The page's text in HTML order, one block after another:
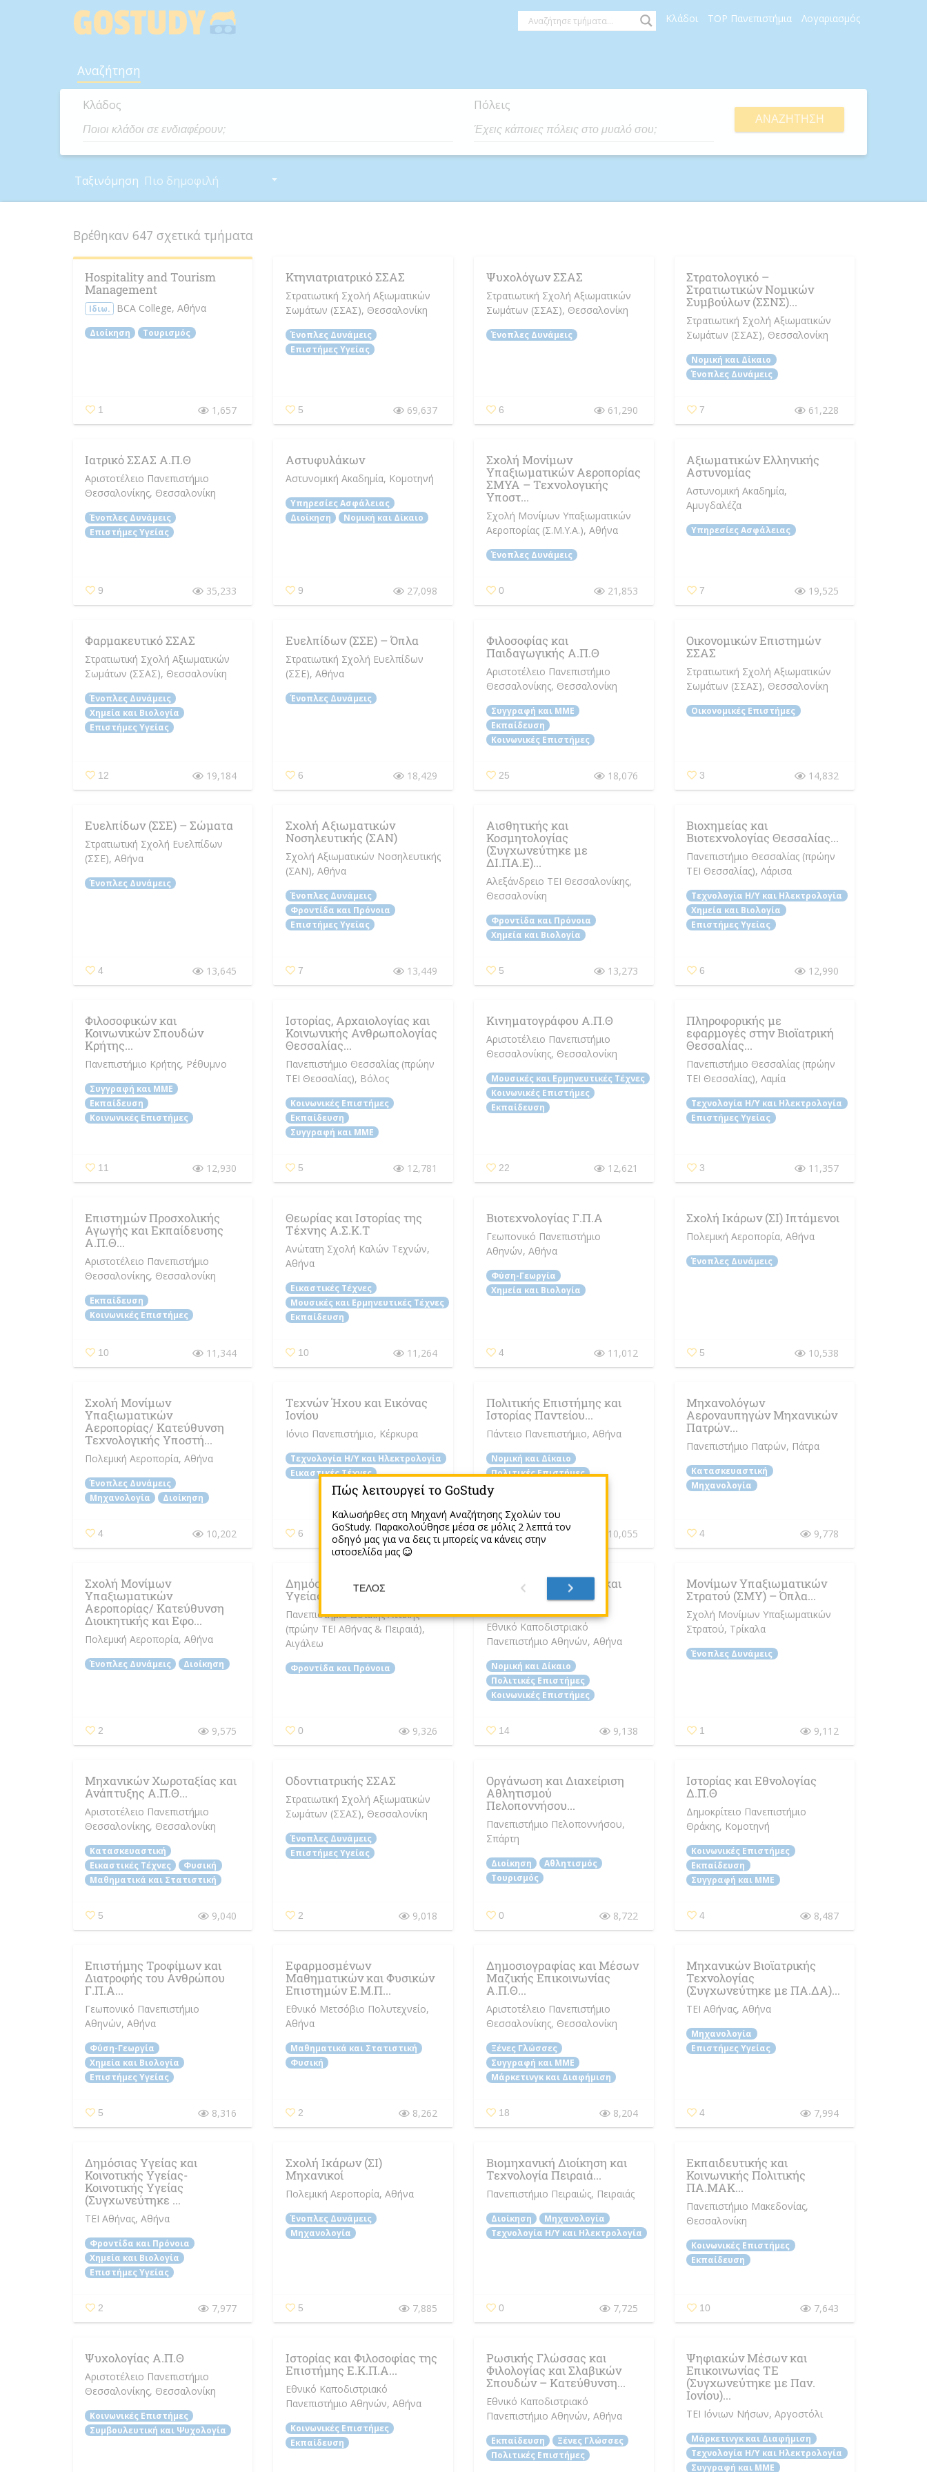
Κλάδοι TOP Πανεπιστήμια Λογαριασμός
Αναζήτηση
Κλάδος Πόλεις
ΑΝΑΖΉΤΗΣΗ
Ταξινόμηση Πιο δημοφιλή
Βρέθηκαν 647 σχετικά τμήματα
Κτηνιατριατρικό ΣΣΑΣ
Στρατιωτική Σχολή Αξιωματικών
Σωμάτων (ΣΣΑΣ), Θεσσαλονίκη
Ένοπλες Δυνάμεις
Επιστήμες Υγείας
5 69,637
Ψυχολόγων ΣΣΑΣ
Στρατιωτική Σχολή Αξιωματικών
Σωμάτων (ΣΣΑΣ), Θεσσαλονίκη
Ένοπλες Δυνάμεις
6 61,290
Στρατολογικό –
Στρατιωτικών Νομικών
Συμβούλων (ΣΣΝΣ)...
Στρατιωτική Σχολή Αξιωματικών
Σωμάτων (ΣΣΑΣ), Θεσσαλονίκη
Νομική και Δίκαιο
Ένοπλες Δυνάμεις
7 61,228
Ιατρικό ΣΣΑΣ Α.Π.Θ
Αριστοτέλειο Πανεπιστήμιο
Θεσσαλονίκης, Θεσσαλονίκη
Ένοπλες Δυνάμεις
Επιστήμες Υγείας
9 35,233
Αστυφυλάκων
Αστυνομική Ακαδημία, Κομοτηνή
Υπηρεσίες Ασφάλειας
Διοίκηση
Νομική και Δίκαιο
9 27,098
Σχολή Μονίμων
Υπαξιωματικών Αεροπορίας
ΣΜΥΑ – Τεχνολογικής
Υποστ...
Σχολή Μονίμων Υπαξιωματικών
Αεροπορίας (Σ.Μ.Υ.Α.), Αθήνα
Ένοπλες Δυνάμεις
0 21,853
Αξιωματικών Ελληνικής
Αστυνομίας
Αστυνομική Ακαδημία,
Αμυγδαλέζα
Υπηρεσίες Ασφάλειας
7 19,525
Φαρμακευτικό ΣΣΑΣ
Στρατιωτική Σχολή Αξιωματικών
Σωμάτων (ΣΣΑΣ), Θεσσαλονίκη
Ένοπλες Δυνάμεις
Χημεία και Βιολογία
Επιστήμες Υγείας
12 19,184
Ευελπίδων (ΣΣΕ) – Όπλα
Στρατιωτική Σχολή Ευελπίδων
(ΣΣΕ), Αθήνα
Ένοπλες Δυνάμεις
6 18,429
Φιλοσοφίας και
Παιδαγωγικής Α.Π.Θ
Αριστοτέλειο Πανεπιστήμιο
Θεσσαλονίκης, Θεσσαλονίκη
Συγγραφή και ΜΜΕ
Εκπαίδευση
Κοινωνικές Επιστήμες
25 18,076
Οικονομικών Επιστημών
ΣΣΑΣ
Στρατιωτική Σχολή Αξιωματικών
Σωμάτων (ΣΣΑΣ), Θεσσαλονίκη
Οικονομικές Επιστήμες
3 14,832
Ευελπίδων (ΣΣΕ) – Σώματα
Στρατιωτική Σχολή Ευελπίδων
(ΣΣΕ), Αθήνα
Ένοπλες Δυνάμεις
4 13,645
Σχολή Αξιωματικών
Νοσηλευτικής (ΣΑΝ)
Σχολή Αξιωματικών Νοσηλευτικής
(ΣΑΝ), Αθήνα
Ένοπλες Δυνάμεις
Φροντίδα και Πρόνοια
Επιστήμες Υγείας
7 13,449
Αισθητικής και
Κοσμητολογίας
(Συγχωνεύτηκε με
ΔΙ.ΠΑ.Ε)...
Αλεξάνδρειο ΤΕΙ Θεσσαλονίκης,
Θεσσαλονίκη
Φροντίδα και Πρόνοια
Χημεία και Βιολογία
5 13,273
Βιοχημείας και
Βιοτεχνολογίας Θεσσαλίας...
Πανεπιστήμιο Θεσσαλίας (πρώην
ΤΕΙ Θεσσαλίας), Λάρισα
Τεχνολογία Η/Y και Ηλεκτρολογία
Χημεία και Βιολογία
Επιστήμες Υγείας
6 12,990
Φιλοσοφικών και
Κοινωνικών Σπουδών
Κρήτης...
Πανεπιστήμιο Κρήτης, Ρέθυμνο
Συγγραφή και ΜΜΕ
Εκπαίδευση
Κοινωνικές Επιστήμες
11 12,930
Ιστορίας, Αρχαιολογίας και
Κοινωνικής Ανθρωπολογίας
Θεσσαλίας...
Πανεπιστήμιο Θεσσαλίας (πρώην
ΤΕΙ Θεσσαλίας), Βόλος
Κοινωνικές Επιστήμες
Εκπαίδευση
Συγγραφή και ΜΜΕ
5 12,781
Κινηματογράφου Α.Π.Θ
Αριστοτέλειο Πανεπιστήμιο
Θεσσαλονίκης, Θεσσαλονίκη
Μουσικές και Ερμηνευτικές Τέχνες
Κοινωνικές Επιστήμες
Εκπαίδευση
22 12,621
Πληροφορικής με
εφαρμογές στην Βιοϊατρική
Θεσσαλίας...
Πανεπιστήμιο Θεσσαλίας (πρώην
ΤΕΙ Θεσσαλίας), Λαμία
Τεχνολογία Η/Y και Ηλεκτρολογία
Επιστήμες Υγείας
3 11,357
Επιστημών Προσχολικής
Αγωγής και Εκπαίδευσης
Α.Π.Θ...
Αριστοτέλειο Πανεπιστήμιο
Θεσσαλονίκης, Θεσσαλονίκη
Εκπαίδευση
Κοινωνικές Επιστήμες
10 11,344
Θεωρίας και Ιστορίας της
Τέχνης Α.Σ.Κ.Τ
Ανώτατη Σχολή Καλών Τεχνών,
Αθήνα
Εικαστικές Τέχνες
Μουσικές και Ερμηνευτικές Τέχνες
Εκπαίδευση
10 11,264
Βιοτεχνολογίας Γ.Π.Α
Γεωπονικό Πανεπιστήμιο
Αθηνών, Αθήνα
Φύση-Γεωργία
Χημεία και Βιολογία
4 11,012
Σχολή Ικάρων (ΣΙ) Ιπτάμενοι
Πολεμική Αεροπορία, Αθήνα
Ένοπλες Δυνάμεις
5 10,538
Σχολή Μονίμων
Υπαξιωματικών
Αεροπορίας/ Κατεύθυνση
Τεχνολογικής Υποστή...
Πολεμική Αεροπορία, Αθήνα
Ένοπλες Δυνάμεις
Μηχανολογία
Διοίκηση
4 10,202
Τεχνών Ήχου και Εικόνας
Ιονίου
Ιόνιο Πανεπιστήμιο, Κέρκυρα
Τεχνολογία Η/Y και Ηλεκτρολογία
Εικαστικές Τέχνες
6 10,102
Πολιτικής Επιστήμης και
Ιστορίας Παντείου...
Πάντειο Πανεπιστήμιο, Αθήνα
Νομική και Δίκαιο
Πολιτικές Επιστήμες
Κοινωνικές Επιστήμες
10 10,055
Μηχανολόγων
Αεροναυπηγών Μηχανικών
Πατρών...
Πανεπιστήμιο Πατρών, Πάτρα
Κατασκευαστική
Μηχανολογία
4 9,778
Σχολή Μονίμων
Υπαξιωματικών
Αεροπορίας/ Κατεύθυνση
Διοικητικής και Εφο...
Πολεμική Αεροπορία, Αθήνα
Ένοπλες Δυνάμεις Διοίκηση
2 9,575
Δημόσιας και Κοινοτικής
Υγείας ΠΑ.Δ.Α
Πανεπιστήμιο Δυτικής Αττικής
(πρώην ΤΕΙ Αθήνας & Πειραιά),
Αιγάλεω
Φροντίδα και Πρόνοια
0 9,326
Πολιτικής Επιστήμης και
Δημόσιας Διοίκησης
Εθνικό Καποδιστριακό
Πανεπιστήμιο Αθηνών, Αθήνα
Νομική και Δίκαιο
Πολιτικές Επιστήμες
Κοινωνικές Επιστήμες
14 9,138
Μονίμων Υπαξιωματικών
Στρατού (ΣΜΥ) – Όπλα...
Σχολή Μονίμων Υπαξιωματικών
Στρατού, Τρίκαλα
Ένοπλες Δυνάμεις
1 9,112
Μηχανικών Χωροταξίας και
Ανάπτυξης Α.Π.Θ...
Αριστοτέλειο Πανεπιστήμιο
Θεσσαλονίκης, Θεσσαλονίκη
Κατασκευαστική
Εικαστικές Τέχνες
Φυσική
Μαθηματικά και Στατιστική
5 9,040
Οδοντιατρικής ΣΣΑΣ
Στρατιωτική Σχολή Αξιωματικών
Σωμάτων (ΣΣΑΣ), Θεσσαλονίκη
Ένοπλες Δυνάμεις
Επιστήμες Υγείας
2 9,018
Οργάνωση και Διαχείριση
Αθλητισμού
Πελοποννήσου...
Πανεπιστήμιο Πελοποννήσου,
Σπάρτη
Διοίκηση
Αθλητισμός
Τουρισμός
0 8,722
Ιστορίας και Εθνολογίας
Δ.Π.Θ
Δημοκρίτειο Πανεπιστήμιο
Θράκης, Κομοτηνή
Κοινωνικές Επιστήμες
Εκπαίδευση
Συγγραφή και ΜΜΕ
4 8,487
Επιστήμης Τροφίμων και
Διατροφής του Ανθρώπου
Γ.Π.Α...
Γεωπονικό Πανεπιστήμιο
Αθηνών, Αθήνα
Φύση-Γεωργία
Χημεία και Βιολογία
Επιστήμες Υγείας
5 8,316
Εφαρμοσμένων
Μαθηματικών και Φυσικών
Επιστημών Ε.Μ.Π...
Εθνικό Μετσόβιο Πολυτεχνείο,
Αθήνα
Μαθηματικά και Στατιστική
Φυσική
2 8,262
Δημοσιογραφίας και Μέσων
Μαζικής Επικοινωνίας
Α.Π.Θ...
Αριστοτέλειο Πανεπιστήμιο
Θεσσαλονίκης, Θεσσαλονίκη
Ξένες Γλώσσες
Συγγραφή και ΜΜΕ
Μάρκετινγκ και Διαφήμιση
18 8,204
Μηχανικών Βιοϊατρικής
Τεχνολογίας
(Συγχωνεύτηκε με ΠΑ.ΔΑ)...
ΤΕΙ Αθήνας, Αθήνα
Μηχανολογία
Επιστήμες Υγείας
4 7,994
Δημόσιας Υγείας και
Κοινοτικής Υγείας-
Κοινοτικής Υγείας
(Συγχωνεύτηκε ...
ΤΕΙ Αθήνας, Αθήνα
Φροντίδα και Πρόνοια
Χημεία και Βιολογία
Επιστήμες Υγείας
2 7,977
Σχολή Ικάρων (ΣΙ)
Μηχανικοί
Πολεμική Αεροπορία, Αθήνα
Ένοπλες Δυνάμεις
Μηχανολογία
5 7,885
Βιομηχανική Διοίκηση και
Τεχνολογία Πειραιά...
Πανεπιστήμιο Πειραιώς, Πειραιάς
Διοίκηση
Μηχανολογία
Τεχνολογία Η/Y και Ηλεκτρολογία
0 7,725
Εκπαιδευτικής και
Κοινωνικής Πολιτικής
ΠΑ.ΜΑΚ...
Πανεπιστήμιο Μακεδονίας,
Θεσσαλονίκη
Κοινωνικές Επιστήμες
Εκπαίδευση
10 7,643
Ψυχολογίας Α.Π.Θ
Αριστοτέλειο Πανεπιστήμιο
Θεσσαλονίκης, Θεσσαλονίκη
Κοινωνικές Επιστήμες
Συμβουλευτική και Ψυχολογία
Ιστορίας και Φιλοσοφίας της
Επιστήμης Ε.Κ.Π.Α...
Εθνικό Καποδιστριακό
Πανεπιστήμιο Αθηνών, Αθήνα
Κοινωνικές Επιστήμες
Εκπαίδευση
Ρωσικής Γλώσσας και
Φιλολογίας και Σλαβικών
Σπουδών – Κατεύθυνση...
Εθνικό Καποδιστριακό
Πανεπιστήμιο Αθηνών, Αθήνα
Εκπαίδευση
Ξένες Γλώσσες
Πολιτικές Επιστήμες
Ψηφιακών Μέσων και
Επικοινωνίας ΤΕ
(Συγχωνεύτηκε με Παν.
Ιονίου)...
ΤΕΙ Ιόνιων Νήσων, Αργοστόλι
Μάρκετινγκ και Διαφήμιση
Τεχνολογία Η/Y και Ηλεκτρολογία
Συγγραφή και ΜΜΕ
Hospitality and Tourism
Management
Ιδιω. BCA College, Αθήνα
Διοίκηση Τουρισμός
1 1,657
Πώς λειτουργεί το GoStudy
Καλωσήρθες στη Μηχανή Αναζήτησης Σχολών του
GoStudy. Παρακολούθησε μέσα σε μόλις 2 λεπτά τον
οδηγό μας για να δεις τι μπορείς να κάνεις στην
ιστοσελίδα μας
ΤΈΛΟΣ